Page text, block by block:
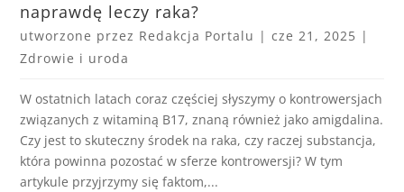
naprawdę leczy raka?
utworzone przez Redakcja Portalu |cze 21, 2025 |
Zdrowie i uroda
W ostatnich latach coraz częściej słyszymy o kontrowersjach
związanych z witaminą B17, znaną również jako amigdalina.
Czy jest to skuteczny środek na raka, czy raczej substancja,
która powinna pozostać w sferze kontrowersji? W tym
artykule przyjrzymy się faktom,...